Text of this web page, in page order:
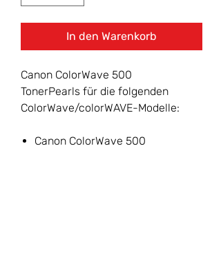
In den Warenkorb
Canon ColorWave 500
TonerPearls für die folgenden
ColorWave/colorWAVE-Modelle:
Canon ColorWave 500